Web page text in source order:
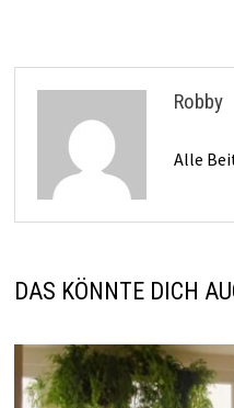
Robby
Alle
DAS KÖNNTE DICH